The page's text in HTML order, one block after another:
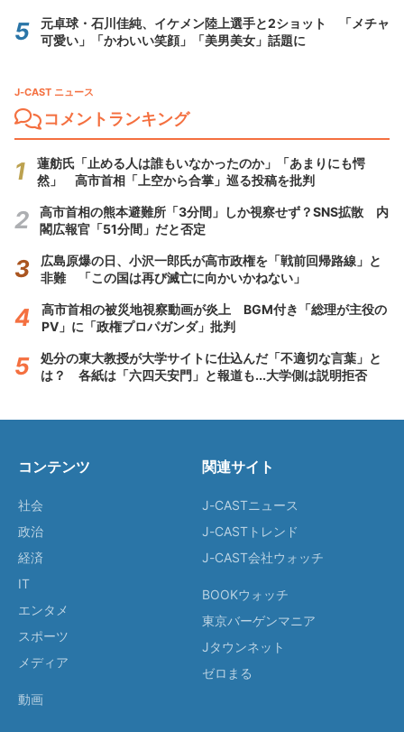
元卓球・石川佳純、イケメン陸上選手と2ショット 「メチャ
可愛い」「かわいい笑顔」「美男美女」話題に
J-CAST ニュース
コメントランキング
蓮舫氏「止める人は誰もいなかったのか」「あまりにも愕
然」 高市首相「上空から合掌」巡る投稿を批判
高市首相の熊本避難所「3分間」しか視察せず？SNS拡散 内
閣広報官「51分間」だと否定
広島原爆の日、小沢一郎氏が高市政権を「戦前回帰路線」と
非難 「この国は再び滅亡に向かいかねない」
高市首相の被災地視察動画が炎上 BGM付き「総理が主役の
PV」に「政権プロパガンダ」批判
処分の東大教授が大学サイトに仕込んだ「不適切な言葉」と
は？ 各紙は「六四天安門」と報道も...大学側は説明拒否
コンテンツ
社会
政治
経済
IT
エンタメ
スポーツ
メディア
動画
関連サイト
J-CASTニュース
J-CASTトレンド
J-CAST会社ウォッチ
BOOKウォッチ
東京バーゲンマニア
Jタウンネット
ゼロまる